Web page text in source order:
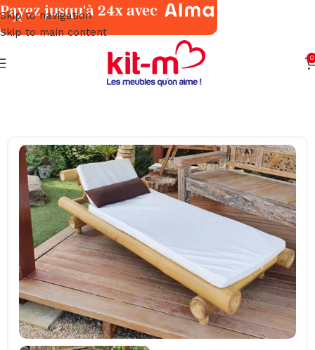
Skip to navigation
Skip to main content
0
Jardins & Terrasses
Payez jusqu'à 24x avec